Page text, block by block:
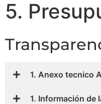
5.
1. Anexo tecnico
1. Información de